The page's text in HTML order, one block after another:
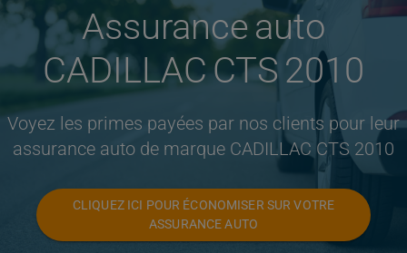
Assurance auto
CADILLAC CTS 2010
Voyez les primes payées par nos clients pour leur
assurance auto de marque CADILLAC CTS 2010
CLIQUEZ ICI POUR ÉCONOMISER SUR VOTRE
ASSURANCE AUTO